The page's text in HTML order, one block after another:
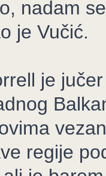
nadam
je Vučić.
je
regije